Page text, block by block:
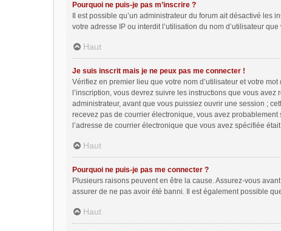
Pourquoi ne puis-je pas m’inscrire ?
Il est possible qu’un administrateur du forum ait désactivé
votre adresse IP ou interdit l’utilisation du nom d’utilisateur
Haut
Je suis inscrit mais je ne peux pas me connecter !
Vérifiez en premier lieu que votre nom d’utilisateur et votre
l’inscription, vous devrez suivre les instructions que vous
administrateur, avant que vous puissiez ouvrir une session ;
recevez pas de courrier électronique, vous avez
l’adresse de courrier électronique que vous avez spécifiée
Haut
Pourquoi ne puis-je pas me connecter ?
Plusieurs raisons peuvent en être la cause. Assurez-vous
assurer de ne pas avoir été banni. Il est également possible
Haut